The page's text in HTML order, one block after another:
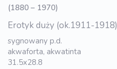
(1880 – 1970)
Erotyk duży (ok.1911-1918)
sygnowany p.d.
akwaforta, akwatinta
31.5x28.8